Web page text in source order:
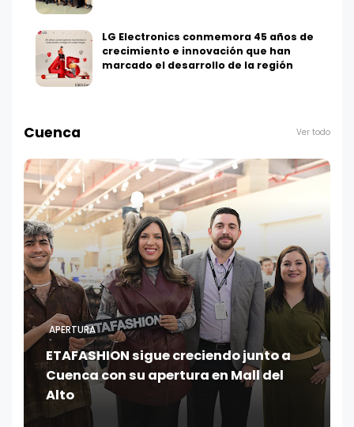
LG Electronics conmemora 45 años de
crecimiento e innovación que han
marcado el desarrollo de la región
Cuenca Ver todo
APERTURA
ETAFASHION sigue creciendo junto a
Cuenca con su apertura en Mall del
Alto